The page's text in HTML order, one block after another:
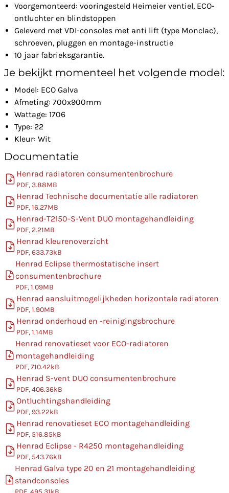
Voorgemonteerd: vooringesteld Heimeier ventiel, ECO-
ontluchter en blindstoppen
Geleverd met VDI-consoles met anti lift (type Monclac),
schroeven, pluggen en montage-instructie
10 jaar fabrieksgarantie.
Je bekijkt momenteel het volgende model:
Model: ECO Galva
Afmeting: 700x900mm
Wattage: 1706
Type: 22
Kleur: Wit
Documentatie
Henrad radiatoren consumentenbrochure
PDF, 3.88MB
Henrad Technische documentatie alle radiatoren
PDF, 16.27MB
Henrad-T2150-S-Vent DUO montagehandleiding
PDF, 2.21MB
Henrad kleurenoverzicht
PDF, 633.73kB
Henrad Eclipse thermostatische insert
consumentenbrochure
PDF, 1.09MB
Henrad aansluitmogelijkheden horizontale radiatoren
PDF, 1.90MB
Henrad onderhoud en -reinigingsbrochure
PDF, 1.14MB
Henrad renovatieset voor ECO-radiatoren
montagehandleiding
PDF, 710.42kB
Henrad S-vent DUO consumentenbrochure
PDF, 406.36kB
Ontluchtingshandleiding
PDF, 93.22kB
Henrad renovatieset ECO montagehandleiding
PDF, 516.85kB
Henrad Eclipse - R4250 montagehandleiding
PDF, 543.76kB
Henrad Galva type 20 en 21 montagehandleiding
standconsoles